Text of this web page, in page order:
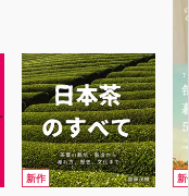
スライム・吐息）』
ローラーの音）』
沸騰音、茶葉のかき
新作 新